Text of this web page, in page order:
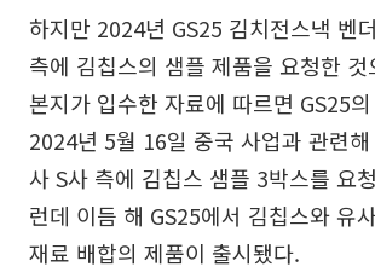
하지만 2024년 GS25 김치전스낵 벤
측에 김칩스의 샘플 제품을 요청한
본지가 입수한 자료에 따르면 GS25
2024년 5월 16일 중국 사업과 관련
사 S사 측에 김칩스 샘플 3박스를 요
런데 이듬 해 GS25에서 김칩스와 유
재료 배합의 제품이 출시됐다.